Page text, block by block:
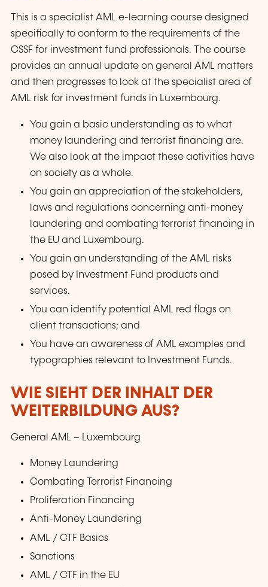
This is a specialist AML e-learning course designed
specifically to conform to the requirements of the
CSSF for investment fund professionals. The course
provides an annual update on general AML matters
and then progresses to look at the specialist area of
AML risk for investment funds in Luxembourg.
You gain a basic understanding as to what
money laundering and terrorist financing are.
We also look at the impact these activities have
on society as a whole.
You gain an appreciation of the stakeholders,
laws and regulations concerning anti-money
laundering and combating terrorist financing in
the EU and Luxembourg.
You gain an understanding of the AML risks
posed by Investment Fund products and
services.
You can identify potential AML red flags on
client transactions; and
You have an awareness of AML examples and
typographies relevant to Investment Funds.
WIE SIEHT DER INHALT DER
WEITERBILDUNG AUS?
General AML – Luxembourg
Money Laundering
Combating Terrorist Financing
Proliferation Financing
Anti-Money Laundering
AML / CTF Basics
Sanctions
AML / CTF in the EU